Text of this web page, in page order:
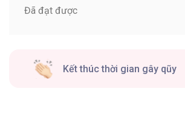
Đã đạt được
Kết thúc thời gian gây qũy